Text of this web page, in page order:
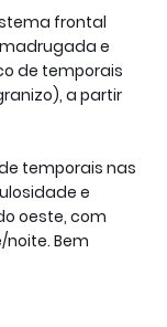
frontal
e
de temporais
a partir
temporais nas
e
oeste, com
Bem